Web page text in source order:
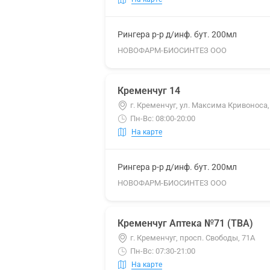
Рингера р-р д/инф. бут. 200мл
НОВОФАРМ-БИОСИНТЕЗ ООО
Кременчуг 14
г. Кременчуг, ул. Максима
Пн-Вс: 08:00-20:00
На карте
Рингера р-р д/инф. бут. 200мл
НОВОФАРМ-БИОСИНТЕЗ ООО
Кременчуг Аптека №71 (ТВА)
г. Кременчуг, просп. Свободы, 71А
Пн-Вс: 07:30-21:00
На карте